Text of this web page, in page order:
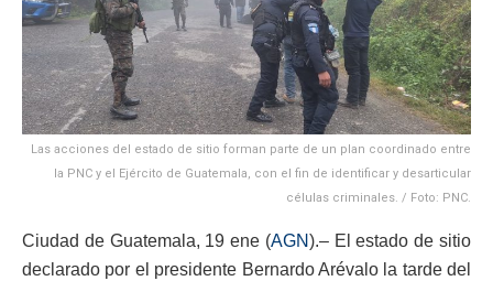
Las acciones del estado de sitio forman parte de un plan coordinado entre
la PNC y el Ejército de Guatemala, con el fin de identificar y desarticular
células criminales. / Foto: PNC.
Ciudad de Guatemala, 19 ene (AGN).– El estado de sitio
declarado por el presidente Bernardo Arévalo la tarde del